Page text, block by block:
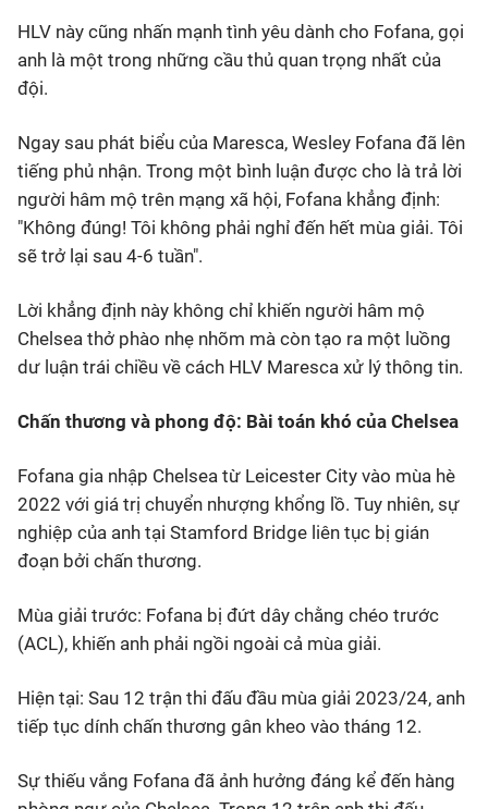
HLV này cũng nhấn mạnh tình yêu dành cho Fofana, gọi
anh là một trong những cầu thủ quan trọng nhất của
đội.
Ngay sau phát biểu của Maresca, Wesley Fofana đã lên
tiếng phủ nhận. Trong một bình luận được cho là trả lời
người hâm mộ trên mạng xã hội, Fofana khẳng định:
"Không đúng! Tôi không phải nghỉ đến hết mùa giải. Tôi
sẽ trở lại sau 4-6 tuần".
Lời khẳng định này không chỉ khiến người hâm mộ
Chelsea thở phào nhẹ nhõm mà còn tạo ra một luồng
dư luận trái chiều về cách HLV Maresca xử lý thông tin.
Chấn thương và phong độ: Bài toán khó của Chelsea
Fofana gia nhập Chelsea từ Leicester City vào mùa hè
2022 với giá trị chuyển nhượng khổng lồ. Tuy nhiên, sự
nghiệp của anh tại Stamford Bridge liên tục bị gián
đoạn bởi chấn thương.
Mùa giải trước: Fofana bị đứt dây chằng chéo trước
(ACL), khiến anh phải ngồi ngoài cả mùa giải.
Hiện tại: Sau 12 trận thi đấu đầu mùa giải 2023/24, anh
tiếp tục dính chấn thương gân kheo vào tháng 12.
Sự thiếu vắng Fofana đã ảnh hưởng đáng kể đến hàng